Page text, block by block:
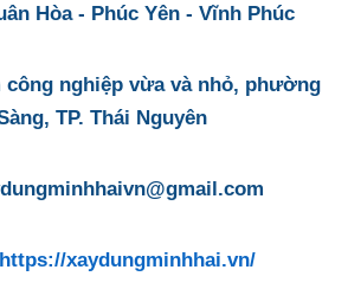
Hòa - Phúc Yên - Vĩnh Phúc
công nghiệp vừa và nhỏ, phường
TP. Thái Nguyên
https://xaydungminhhai.vn/